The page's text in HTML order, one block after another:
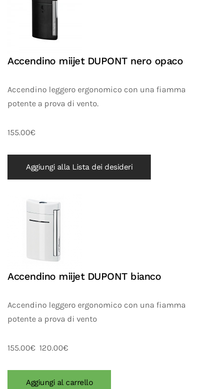
Accendino miijet DUPONT nero opaco
Accendino leggero ergonomico con una fiamma
potente a prova di vento.
155.00€
Aggiungi alla Lista dei desideri
Accendino miijet DUPONT bianco
Accendino leggero ergonomico con una fiamma
potente a prova di vento
155.00€ 120.00€